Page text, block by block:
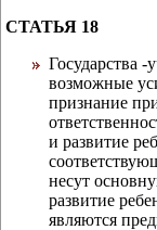
СТАТЬЯ 18
Государства
возможные
признание
и развитие
несут
развитие
являются